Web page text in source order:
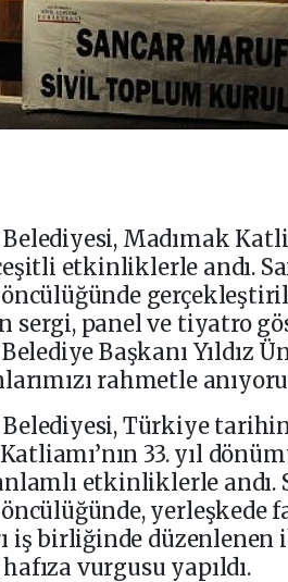
Madımak
etkinliklerle andı.
sergi, panel ve tiyatro
Belediye Başkanı Yıldız
rahmetle
Belediyesi, Türkiye
33. yıl
etkinliklerle
öncülüğünde,
iş birliğinde düzenlenen
vurgusu yapıldı.